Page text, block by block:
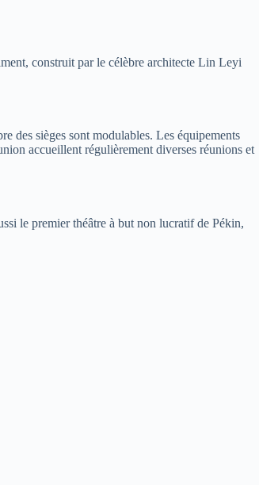
construit par le célèbre architecte Lin Leyi
des sièges sont modulables. Les équipements
accueillent régulièrement diverses réunions et
le premier théâtre à but non lucratif de Pékin,